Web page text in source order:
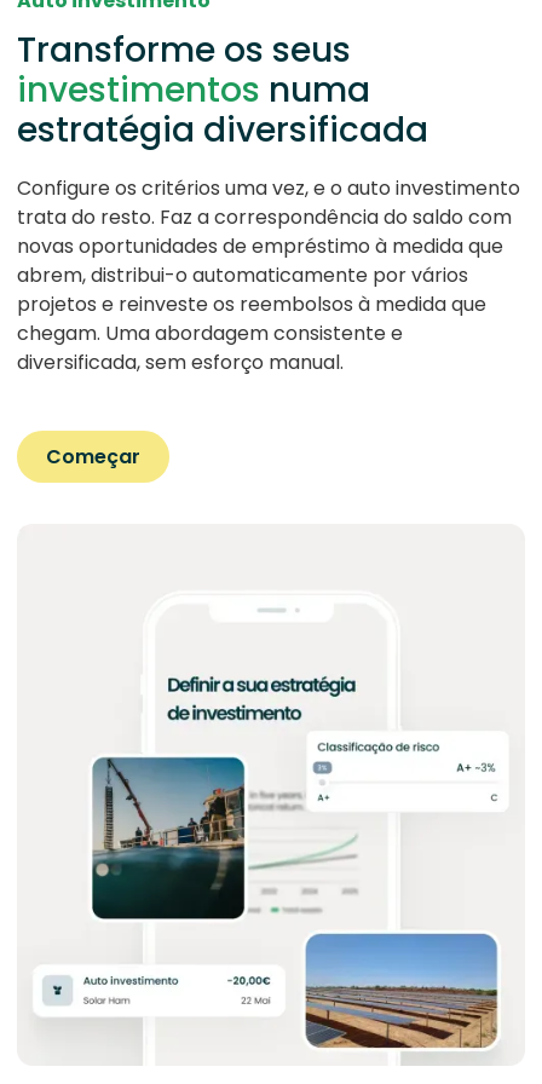
Transforme os seus
investimentos numa
estratégia diversificada
Configure os critérios uma vez, e o auto investimento
trata do resto. Faz a correspondência do saldo com
novas oportunidades de empréstimo à medida que
abrem, distribui-o automaticamente por vários
projetos e reinveste os reembolsos à medida que
chegam. Uma abordagem consistente e
diversificada, sem esforço manual.
Começar